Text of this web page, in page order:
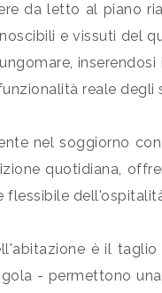
da letto al piano
e vissuti del
reale degli
nel soggiorno
quotidiana,
flessibile
è il
- permettono